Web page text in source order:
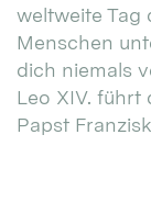
weltweite Tag
Menschen
dich niemals
Leo XIV. führt
Papst